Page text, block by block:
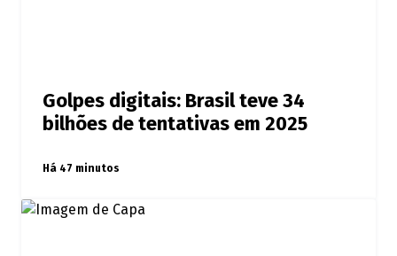
Golpes digitais: Brasil teve 34
bilhões de tentativas em 2025
Há 47 minutos